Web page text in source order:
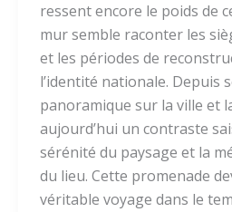
ressent encore le poids de
mur semble raconter les
et les périodes de
l’identité nationale. Depuis
panoramique sur la ville et
aujourd’hui un contraste
sérénité du paysage et la
du lieu. Cette promenade
véritable voyage dans le